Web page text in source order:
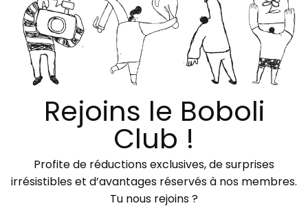
Rejoins le Boboli
Club !
Profite de réductions exclusives, de surprises
irrésistibles et d’avantages réservés à nos membres.
Tu nous rejoins ?